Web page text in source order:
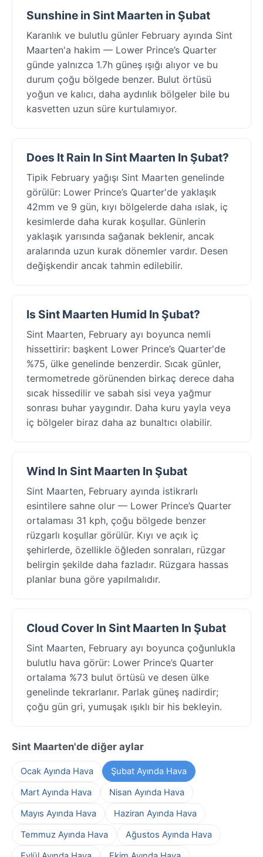
Sunshine in Sint Maarten in Şubat
Karanlık ve bulutlu günler February ayında Sint
Maarten'a hakim — Lower Prince’s Quarter
günde yalnızca 1.7h güneş ışığı alıyor ve bu
durum çoğu bölgede benzer. Bulut örtüsü
yoğun ve kalıcı, daha aydınlık bölgeler bile bu
kasvetten uzun süre kurtulamıyor.
Does It Rain In Sint Maarten In Şubat?
Tipik February yağışı Sint Maarten genelinde
görülür: Lower Prince’s Quarter'de yaklaşık
42mm ve 9 gün, kıyı bölgelerde daha ıslak, iç
kesimlerde daha kurak koşullar. Günlerin
yaklaşık yarısında sağanak beklenir, ancak
aralarında uzun kurak dönemler vardır. Desen
değişkendir ancak tahmin edilebilir.
Is Sint Maarten Humid In Şubat?
Sint Maarten, February ayı boyunca nemli
hissettirir: başkent Lower Prince’s Quarter'de
%75, ülke genelinde benzerdir. Sıcak günler,
termometrede görünenden birkaç derece daha
sıcak hissedilir ve sabah sisi veya yağmur
sonrası buhar yaygındır. Daha kuru yayla veya
iç bölgeler biraz daha az bunaltıcı olabilir.
Wind In Sint Maarten In Şubat
Sint Maarten, February ayında istikrarlı
esintilere sahne olur — Lower Prince’s Quarter
ortalaması 31 kph, çoğu bölgede benzer
rüzgarlı koşullar görülür. Kıyı ve açık iç
şehirlerde, özellikle öğleden sonraları, rüzgar
belirgin şekilde daha fazladır. Rüzgara hassas
planlar buna göre yapılmalıdır.
Cloud Cover In Sint Maarten In Şubat
Sint Maarten, February ayı boyunca çoğunlukla
bulutlu hava görür: Lower Prince’s Quarter
ortalama %73 bulut örtüsü ve desen ülke
genelinde tekrarlanır. Parlak güneş nadirdir;
çoğu gün gri, yumuşak ışıklı bir his bekleyin.
Sint Maarten'de diğer aylar
Ocak Ayında Hava
Şubat Ayında Hava
Mart Ayında Hava
Nisan Ayında Hava
Mayıs Ayında Hava
Haziran Ayında Hava
Temmuz Ayında Hava
Ağustos Ayında Hava